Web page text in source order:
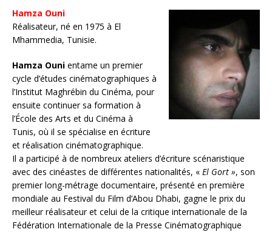
Hamza Ouni
Réalisateur, né en 1975 à El
Mhammedia, Tunisie.
Hamza Ouni entame un premier
cycle d’études cinématographiques à
l’Institut Maghrébin du Cinéma, pour
ensuite continuer sa formation à
l’École des Arts et du Cinéma à
Tunis, où il se spécialise en écriture
et réalisation cinématographique.
Il a participé à de nombreux ateliers d’écriture scénaristique
avec des cinéastes de différentes nationalités, « El Gort », son
premier long-métrage documentaire, présenté en première
mondiale au Festival du Film d’Abou Dhabi, gagne le prix du
meilleur réalisateur et celui de la critique internationale de la
Fédération Internationale de la Presse Cinématographique